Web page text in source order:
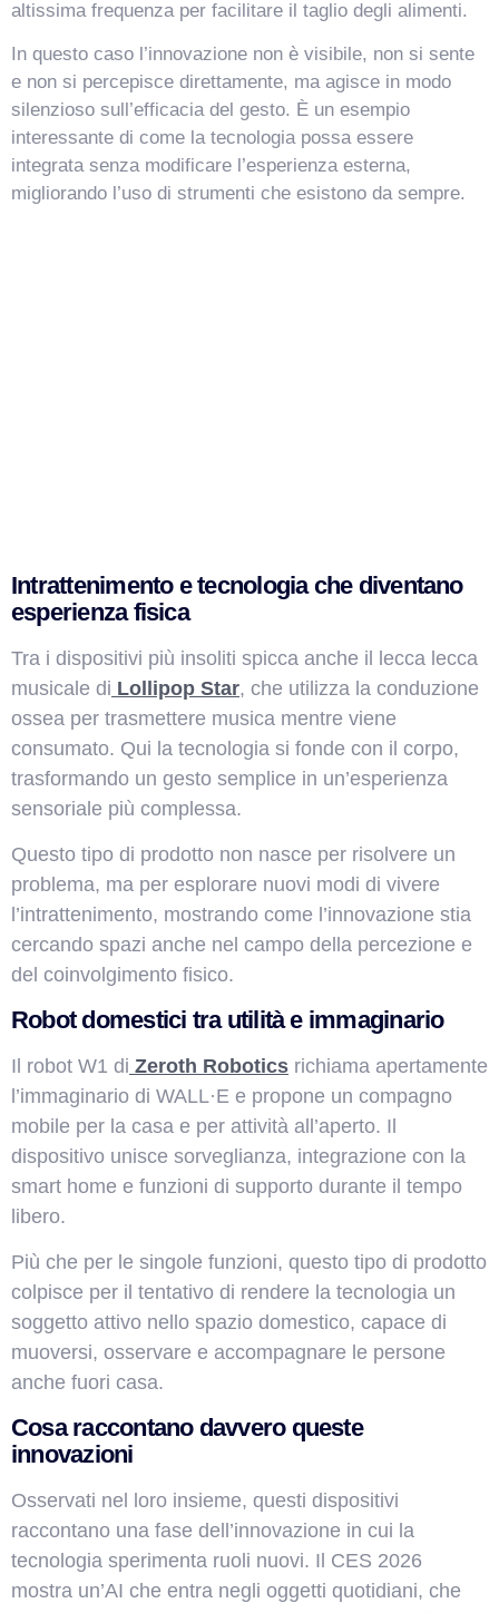
altissima frequenza per facilitare il taglio degli alimenti.
In questo caso l’innovazione non è visibile, non si sente
e non si percepisce direttamente, ma agisce in modo
silenzioso sull’efficacia del gesto. È un esempio
interessante di come la tecnologia possa essere
integrata senza modificare l’esperienza esterna,
migliorando l’uso di strumenti che esistono da sempre.
Intrattenimento e tecnologia che diventano
esperienza fisica
Tra i dispositivi più insoliti spicca anche il lecca lecca
musicale di Lollipop Star, che utilizza la conduzione
ossea per trasmettere musica mentre viene
consumato. Qui la tecnologia si fonde con il corpo,
trasformando un gesto semplice in un’esperienza
sensoriale più complessa.
Questo tipo di prodotto non nasce per risolvere un
problema, ma per esplorare nuovi modi di vivere
l’intrattenimento, mostrando come l’innovazione stia
cercando spazi anche nel campo della percezione e
del coinvolgimento fisico.
Robot domestici tra utilità e immaginario
Il robot W1 di Zeroth Robotics richiama apertamente
l’immaginario di WALL·E e propone un compagno
mobile per la casa e per attività all’aperto. Il
dispositivo unisce sorveglianza, integrazione con la
smart home e funzioni di supporto durante il tempo
libero.
Più che per le singole funzioni, questo tipo di prodotto
colpisce per il tentativo di rendere la tecnologia un
soggetto attivo nello spazio domestico, capace di
muoversi, osservare e accompagnare le persone
anche fuori casa.
Cosa raccontano davvero queste
innovazioni
Osservati nel loro insieme, questi dispositivi
raccontano una fase dell’innovazione in cui la
tecnologia sperimenta ruoli nuovi. Il CES 2026
mostra un’AI che entra negli oggetti quotidiani, che